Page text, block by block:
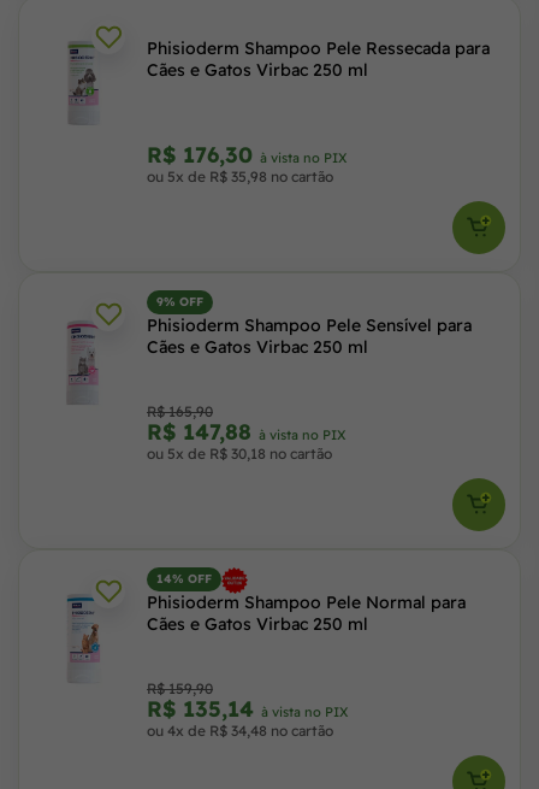
Phisioderm Shampoo Pele Ressecada para
Cães e Gatos Virbac 250 ml
R$ 176,30 à vista no PIX
ou 5x de R$ 35,98 no cartão
9% OFF
Phisioderm Shampoo Pele Sensível para
Cães e Gatos Virbac 250 ml
R$ 165,90
R$ 147,88 à vista no PIX
ou 5x de R$ 30,18 no cartão
14% OFF
Phisioderm Shampoo Pele Normal para
Cães e Gatos Virbac 250 ml
R$ 159,90
R$ 135,14 à vista no PIX
ou 4x de R$ 34,48 no cartão